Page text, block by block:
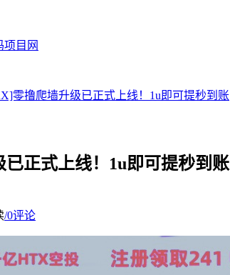
项目网
零撸爬墙升级已正式上线！1u即可提秒到账
正式上线！1u即可提秒到账
/0评论